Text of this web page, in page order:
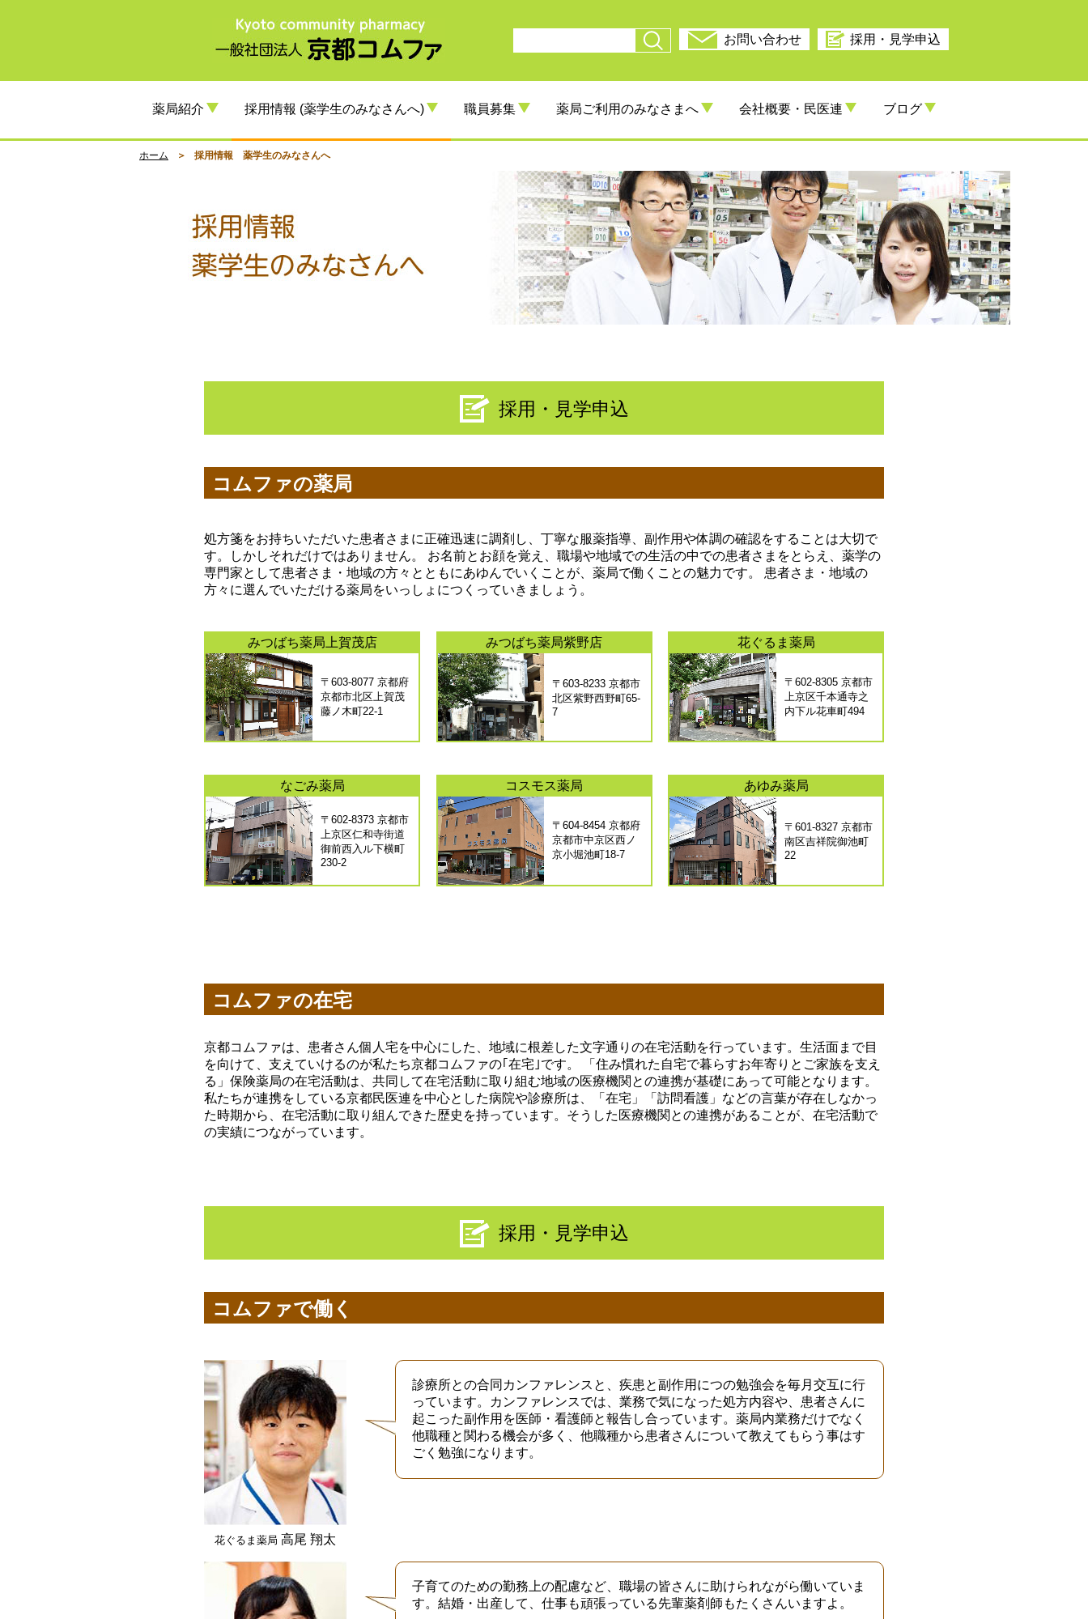
お問い合わせ 採用・見学申込
薬局紹介 採用情報 (薬学生のみなさんへ) 職員募集 薬局ご利用のみなさまへ 会社概要・民医連 ブログ
ホーム 採用情報 薬学生のみなさんへ
採用・見学申込
コムファの薬局
処方箋をお持ちいただいた患者さまに正確迅速に調剤し、丁寧な服薬指導、副作用や体調の確認をすることは大切で
す。しかしそれだけではありません。 お名前とお顔を覚え、職場や地域での生活の中での患者さまをとらえ、薬学の
専門家として患者さま・地域の方々とともにあゆんでいくことが、薬局で働くことの魅力です。 患者さま・地域の
方々に選んでいただける薬局をいっしょにつくっていきましょう。
みつばち薬局上賀茂店
〒603-8077 京都府
京都市北区上賀茂
藤ノ木町22-1
みつばち薬局紫野店
〒603-8233 京都市
北区紫野西野町65-
7
花ぐるま薬局
〒602-8305 京都市
上京区千本通寺之
内下ル花車町494
なごみ薬局
〒602-8373 京都市
上京区仁和寺街道
御前西入ル下横町
230-2
コスモス薬局
〒604-8454 京都府
京都市中京区西ノ
京小堀池町18-7
あゆみ薬局
〒601-8327 京都市
南区吉祥院御池町
22
コムファの在宅
京都コムファは、患者さん個人宅を中心にした、地域に根差した文字通りの在宅活動を行っています。生活面まで目
を向けて、支えていけるのが私たち京都コムファの｢在宅｣です。 「住み慣れた自宅で暮らすお年寄りとご家族を支え
る」保険薬局の在宅活動は、共同して在宅活動に取り組む地域の医療機関との連携が基礎にあって可能となります。
私たちが連携をしている京都民医連を中心とした病院や診療所は、「在宅」「訪問看護」などの言葉が存在しなかっ
た時期から、在宅活動に取り組んできた歴史を持っています。そうした医療機関との連携があることが、在宅活動で
の実績につながっています。
採用・見学申込
コムファで働く
花ぐるま薬局 高尾 翔太
診療所との合同カンファレンスと、疾患と副作用につの勉強会を毎月交互に行
っています。カンファレンスでは、業務で気になった処方内容や、患者さんに
起こった副作用を医師・看護師と報告し合っています。薬局内業務だけでなく
他職種と関わる機会が多く、他職種から患者さんについて教えてもらう事はす
ごく勉強になります。
子育てのための勤務上の配慮など、職場の皆さんに助けられながら働いていま
す。結婚・出産して、仕事も頑張っている先輩薬剤師もたくさんいますよ。